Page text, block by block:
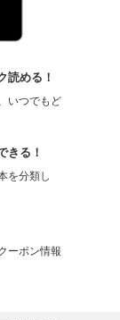
読める！
いつでもど
きる！
を分類し
ーポン情報